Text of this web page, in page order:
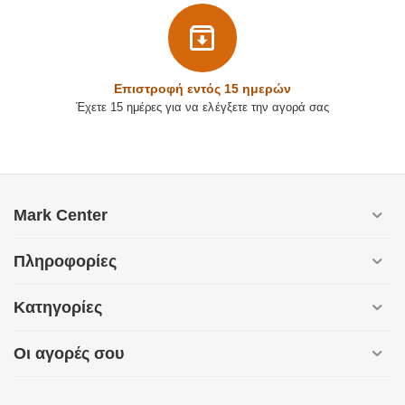
Επιστρoφή εντός 15 ημερών
Έχετε 15 ημέρες για να ελέγξετε την αγορά σας
Mark Center
Πληροφορίες
Κατηγορίες
Οι αγορές σου